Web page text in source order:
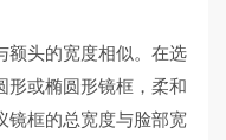
额头的宽度相似。在选
形或椭圆形镜框，柔和
镜框的总宽度与脸部宽